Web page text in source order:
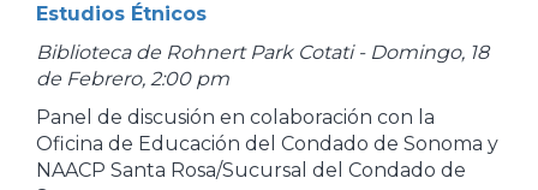
Estudios Étnicos
Biblioteca de Rohnert Park Cotati - Domingo, 18
de Febrero, 2:00 pm
Panel de discusión en colaboración con la
Oficina de Educación del Condado de Sonoma y
NAACP Santa Rosa/Sucursal del Condado de